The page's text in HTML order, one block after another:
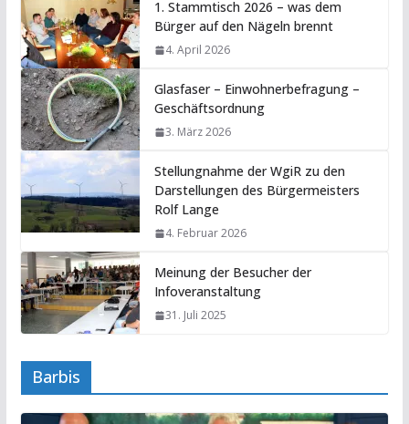
1. Stammtisch 2026 – was dem
Bürger auf den Nägeln brennt
4. April 2026
Glasfaser – Einwohnerbefragung –
Geschäftsordnung
3. März 2026
Stellungnahme der WgiR zu den
Darstellungen des Bürgermeisters
Rolf Lange
4. Februar 2026
Meinung der Besucher der
Infoveranstaltung
31. Juli 2025
Barbis